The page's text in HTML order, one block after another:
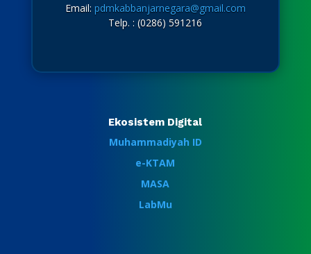
Email: pdmkabbanjarnegara@gmail.com
Telp. : (0286) 591216
Ekosistem Digital
Muhammadiyah ID
e-KTAM
MASA
LabMu